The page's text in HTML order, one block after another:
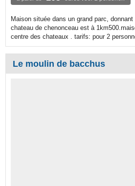
Maison située dans un grand parc,
chateau de chenonceau est à
centre des chateaux . tarifs: pour 2
Le moulin de bacchus